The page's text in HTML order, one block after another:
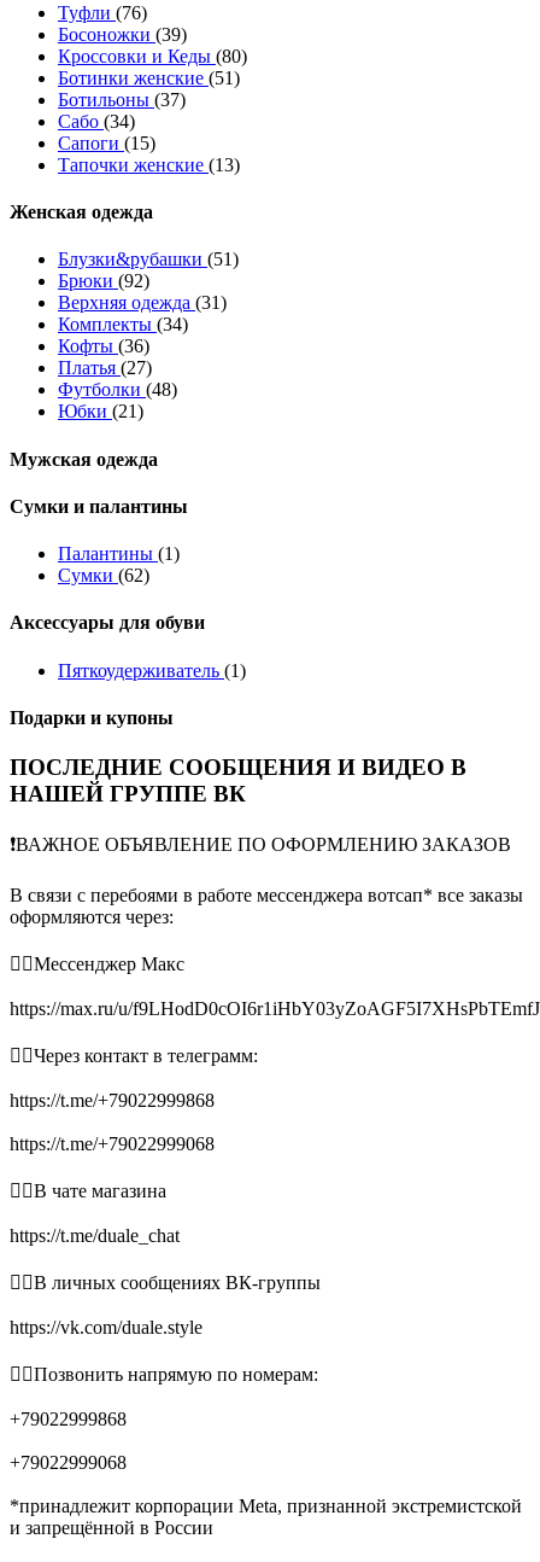
Туфли (76)
Босоножки (39)
Кроссовки и Кеды (80)
Ботинки женские (51)
Ботильоны (37)
Сабо (34)
Сапоги (15)
Тапочки женские (13)
Женская одежда
Блузки&рубашки (51)
Брюки (92)
Верхняя одежда (31)
Комплекты (34)
Кофты (36)
Платья (27)
Футболки (48)
Юбки (21)
Мужская одежда
Сумки и палантины
Палантины (1)
Сумки (62)
Аксессуары для обуви
Пяткоудерживатель (1)
Подарки и купоны
ПОСЛЕДНИЕ СООБЩЕНИЯ И ВИДЕО В
НАШЕЙ ГРУППЕ ВК
❗️ВАЖНОЕ ОБЪЯВЛЕНИЕ ПО ОФОРМЛЕНИЮ ЗАКАЗОВ
В связи с перебоями в работе мессенджера вотсап* все заказы
оформляются через:
👉🏻Мессенджер Макс
https://max.ru/u/
👉🏻Через контакт в телеграмм:
https://t.me/+79022999868
https://t.me/+79022999068
👉🏻В чате магазина
https://t.me/duale_chat
👉🏻В личных сообщениях ВК-группы
https://vk.com/duale.style
👉🏻Позвонить напрямую по номерам:
+79022999868
+79022999068
*принадлежит корпорации Meta, признанной экстремистской
и запрещённой в России